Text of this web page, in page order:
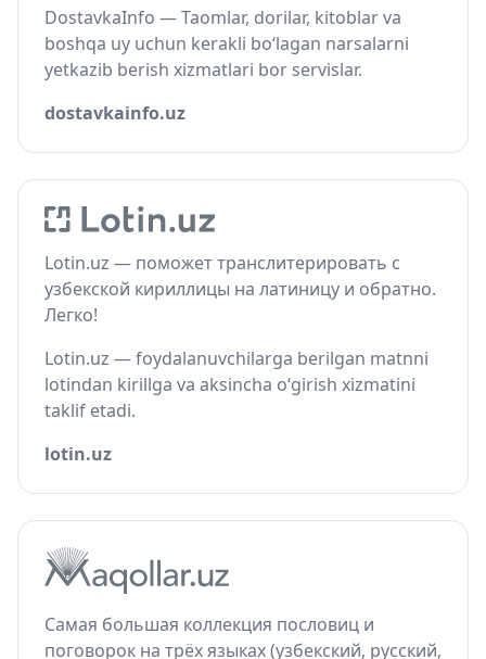
DostavkaInfo — Taomlar, dorilar, kitoblar va
boshqa uy uchun kerakli bo‘lagan narsalarni
yetkazib berish xizmatlari bor servislar.
dostavkainfo.uz
Lotin.uz — поможет транслитерировать с
узбекской кириллицы на латиницу и обратно.
Легко!
Lotin.uz — foydalanuvchilarga berilgan matnni
lotindan kirillga va aksincha o‘girish xizmatini
taklif etadi.
lotin.uz
Самая большая коллекция пословиц и
поговорок на трёх языках (узбекский, русский,